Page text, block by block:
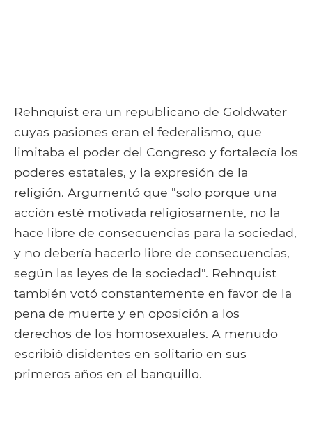
Rehnquist era un republicano de Goldwater
cuyas pasiones eran el federalismo, que
limitaba el poder del Congreso y fortalecía los
poderes estatales, y la expresión de la
religión. Argumentó que "solo porque una
acción esté motivada religiosamente, no la
hace libre de consecuencias para la sociedad,
y no debería hacerlo libre de consecuencias,
según las leyes de la sociedad". Rehnquist
también votó constantemente en favor de la
pena de muerte y en oposición a los
derechos de los homosexuales. A menudo
escribió disidentes en solitario en sus
primeros años en el banquillo.